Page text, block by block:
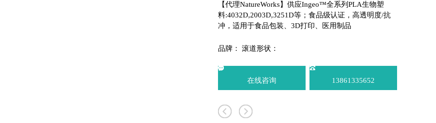
【代理NatureWorks】供应Ingeo™全系列PLA生物塑
料:4032D,2003D,3251D等；食品级认证，高透明度/抗
冲，适用于食品包装、3D打印、医用制品
品牌： 滚道形状：
在线咨询 13861335652